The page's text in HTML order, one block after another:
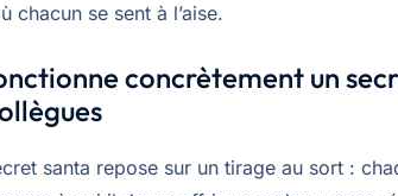
chacun se sent à l’aise.
concrètement un
santa repose sur un tirage au sort :